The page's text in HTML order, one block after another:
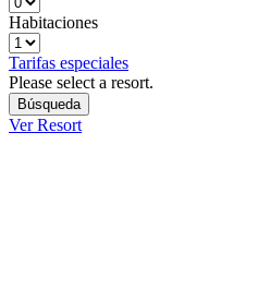
Habitaciones
Tarifas especiales
Please select a resort.
Ver Resort